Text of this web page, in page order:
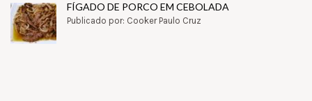
FÍGADO DE PORCO EM CEBOLADA
Publicado por: Cooker Paulo Cruz